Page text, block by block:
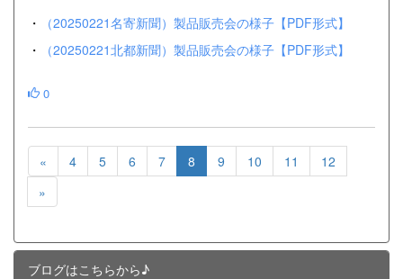
・
（20250221名寄新聞）製品販売会の様子【PDF形式】
・
（20250221北都新聞）製品販売会の様子【PDF形式】
0
« 4 5 6 7 8 9 10 11
12
»
ブログはこちらから♪